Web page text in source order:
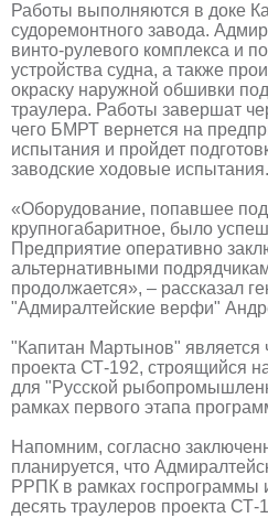
Работы выполняются в доке
судоремонтного завода.
винто-рулевого комплекса и
устройства судна, а также
окраску наружной обшивки
траулера. Работы завершат
чего БМРТ вернется на
испытания и пройдет
заводские ходовые испытания.
«Оборудование, попавшее
крупногабаритное, было
Предприятие оперативно
альтернативными
продолжается», – рассказал
"Адмиралтейские верфи"
"Капитан Мартынов"
проекта СТ-192, строящийся
для "Русской
рамках первого этапа
Напомним, согласно
планируется, что
РРПК в рамках госпрограммы
десять траулеров проекта СТ-